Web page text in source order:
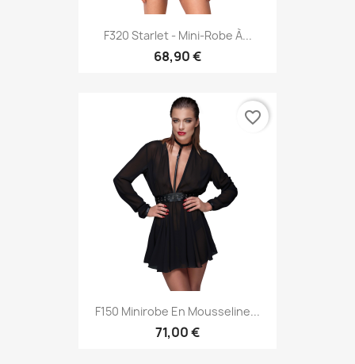
F320 Starlet - Mini-Robe À...
68,90 €
F150 Minirobe En Mousseline...
71,00 €
favorite_border